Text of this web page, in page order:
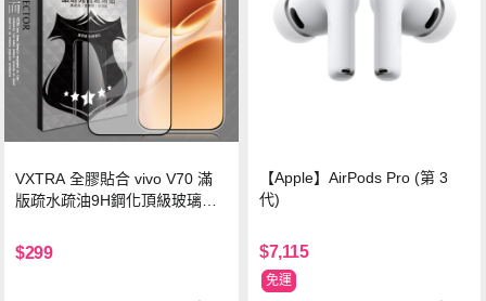
VXTRA 全膠貼合 vivo V70 滿
版疏水疏油9H鋼化頂級玻璃貼
$299
【Apple】AirPods Pro (第 3
代)
$7,115
免運